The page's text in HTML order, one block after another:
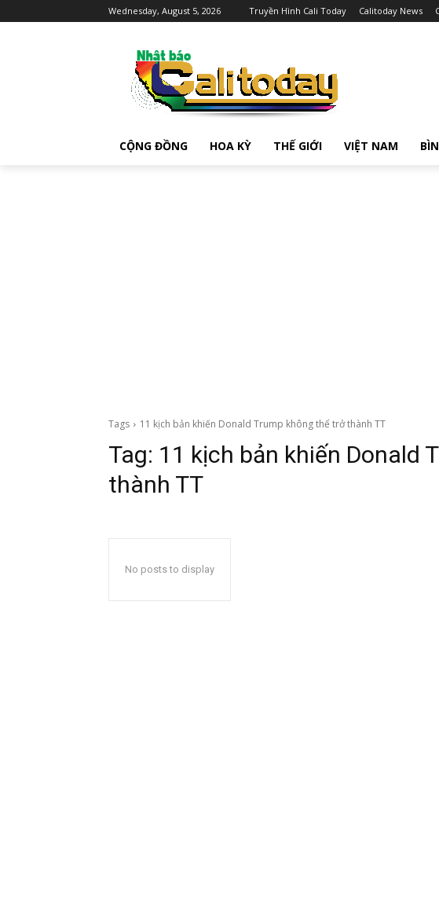
Wednesday, August 5, 2026 Truyền Hình Cali Today Calitoday News
CỘNG ĐỒNG HOA KỲ THẾ GIỚI VIỆT NAM
Tags 11 kịch bản khiến Donald Trump không thể trở thành TT
Tag: 11 kịch bản khiến Donald
thành TT
No posts to display